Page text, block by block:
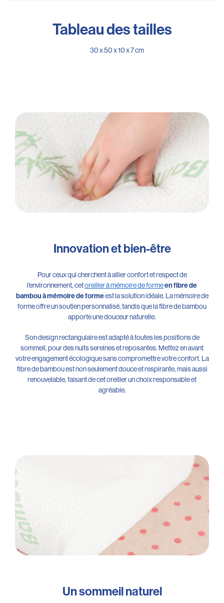
Tableau des tailles
30 x 50 x 10 x 7 cm
Innovation et bien-être
Pour ceux qui cherchent à allier confort et respect de
l’environnement, cetoreiller à mémoire de formeen fibre de
bambou à mémoire de formeest la solution idéale. La mémoire de
forme offre un soutien personnalisé, tandis que la fibre de bambou
apporte une douceur naturelle.
Son design rectangulaire est adapté à toutes les positions de
sommeil, pour des nuits sereines et reposantes. Mettez en avant
votre engagement écologique sans compromettre votre confort. La
fibre de bambou est non seulement douce et respirante, mais aussi
renouvelable, faisant de cet oreiller un choix responsable et
agréable.
Un sommeil naturel